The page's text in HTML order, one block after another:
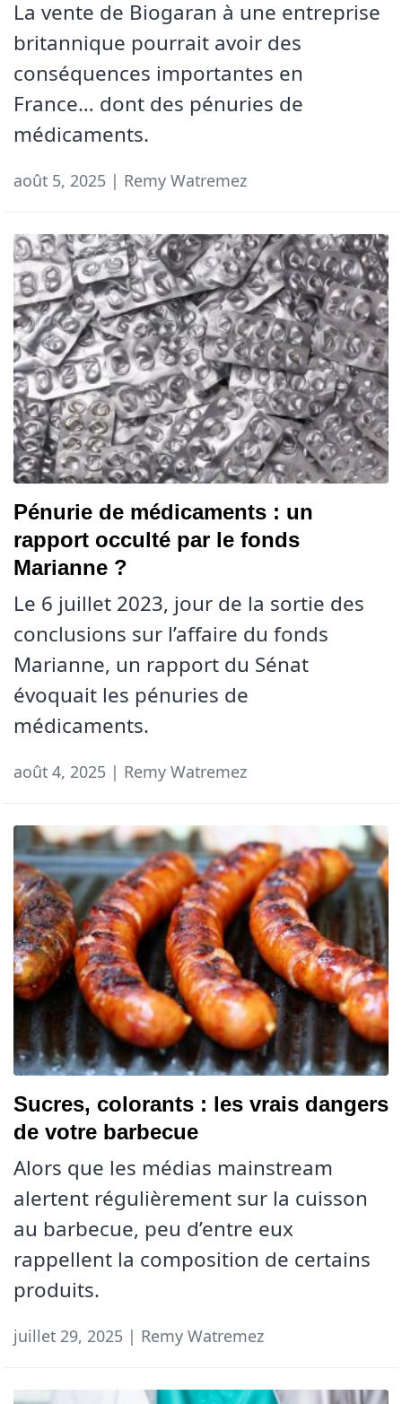
La vente de Biogaran à une entreprise
britannique pourrait avoir des
conséquences importantes en
France… dont des pénuries de
médicaments.
août 5, 2025 | Remy Watremez
Pénurie de médicaments : un
rapport occulté par le fonds
Marianne ?
Le 6 juillet 2023, jour de la sortie des
conclusions sur l’affaire du fonds
Marianne, un rapport du Sénat
évoquait les pénuries de
médicaments.
août 4, 2025 | Remy Watremez
Sucres, colorants : les vrais dangers
de votre barbecue
Alors que les médias mainstream
alertent régulièrement sur la cuisson
au barbecue, peu d’entre eux
rappellent la composition de certains
produits.
juillet 29, 2025 | Remy Watremez